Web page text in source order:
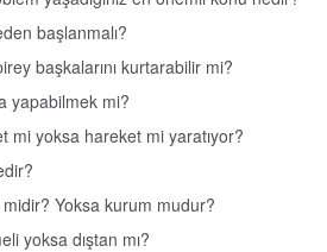
başlanmalı?
başkalarını kurtarabilir mi?
yapabilmek mi?
mi yoksa hareket mi yaratıyor?
Yoksa kurum mudur?
yoksa dıştan mı?